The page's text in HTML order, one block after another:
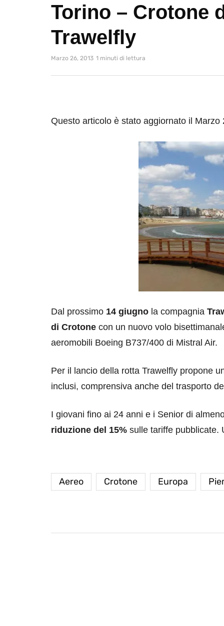
Torino – Crotone
Trawelfly
Marzo 26, 2013 1 minuti di lettura
Questo articolo è stato aggiornato il Marzo
Dal prossimo 14 giugno la compagnia
di Crotone con un nuovo volo
aeromobili Boeing B737/400 di Mistral Air.
Per il lancio della rotta Trawelfly propone
inclusi, comprensiva anche del trasporto
I giovani fino ai 24 anni e i Senior di
riduzione del 15% sulle tariffe pubblicate.
Aereo Crotone Europa